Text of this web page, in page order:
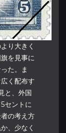
り大きく
を見事に
た。ま
く配布す
と、外国
セントに
の考え方
、少なく